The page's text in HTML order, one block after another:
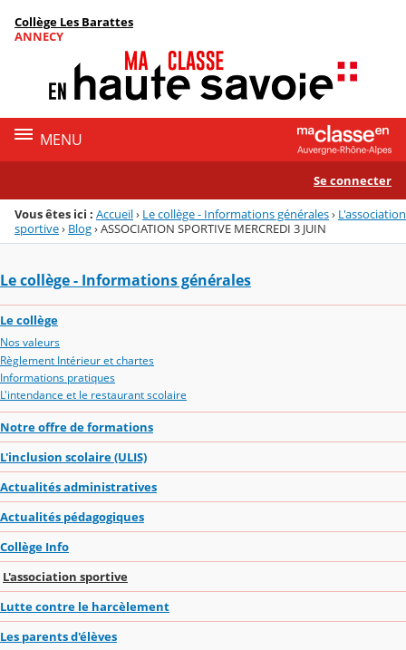
Menu de la rubrique
Contenu
Collège Les Barattes
ANNECY
MENU
Se connecter
Vous êtes ici : Accueil› Le collège - Informations générales› L'association
sportive› Blog›ASSOCIATION SPORTIVE MERCREDI 3 JUIN
Le collège - Informations générales
Le collège
Nos valeurs
Règlement Intérieur et chartes
Informations pratiques
L'intendance et le restaurant scolaire
Notre offre de formations
L'inclusion scolaire (ULIS)
Actualités administratives
Actualités pédagogiques
Collège Info
L'association sportive
Lutte contre le harcèlement
Les parents d'élèves